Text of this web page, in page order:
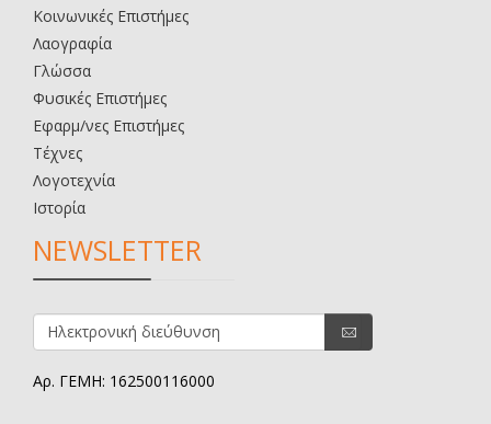
Κοινωνικές Επιστήμες
Λαογραφία
Γλώσσα
Φυσικές Επιστήμες
Εφαρμ/νες Επιστήμες
Τέχνες
Λογοτεχνία
Ιστορία
NEWSLETTER
Αρ. ΓΕΜΗ: 162500116000